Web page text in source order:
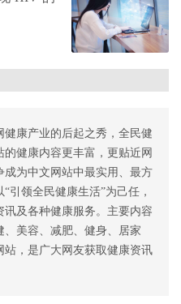
康产业的后起之秀，全民健
健康内容更丰富，更贴近网
为中文网站中最实用、最方
引领全民健康生活”为己任，
及各种健康服务。主要内容
美容、减肥、健身、居家
，是广大网友获取健康资讯